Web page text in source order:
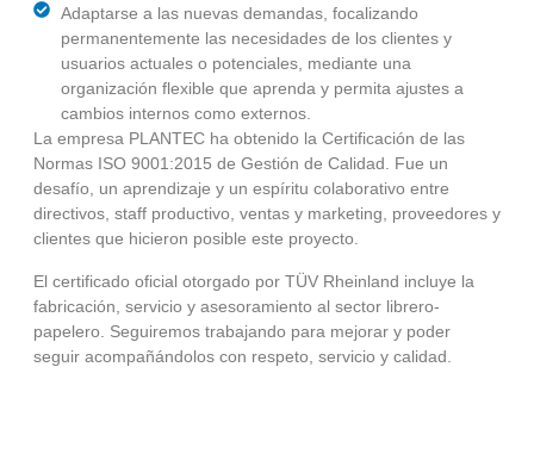
Adaptarse a las nuevas demandas, focalizando
permanentemente las necesidades de los clientes y
usuarios actuales o potenciales, mediante una
organización flexible que aprenda y permita ajustes a
cambios internos como externos.
La empresa PLANTEC ha obtenido la Certificación de las
Normas ISO 9001:2015 de Gestión de Calidad. Fue un
desafío, un aprendizaje y un espíritu colaborativo entre
directivos, staff productivo, ventas y marketing, proveedores y
clientes que hicieron posible este proyecto.
El certificado oficial otorgado por TÜV Rheinland incluye la
fabricación, servicio y asesoramiento al sector librero-
papelero. Seguiremos trabajando para mejorar y poder
seguir acompañándolos con respeto, servicio y calidad.